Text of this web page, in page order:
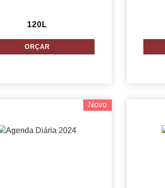
120L
Novo